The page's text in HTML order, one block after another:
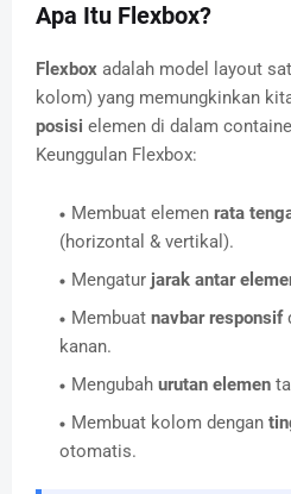
Apa Itu Flexbox?
Flexbox adalah model layout
kolom) yang memungkinkan
posisi elemen di dalam
Keunggulan Flexbox:
Membuat elemen rata
(horizontal & vertikal).
Mengatur jarak antar
Membuat navbar responsif
kanan.
Mengubah urutan elemen
Membuat kolom dengan
otomatis.